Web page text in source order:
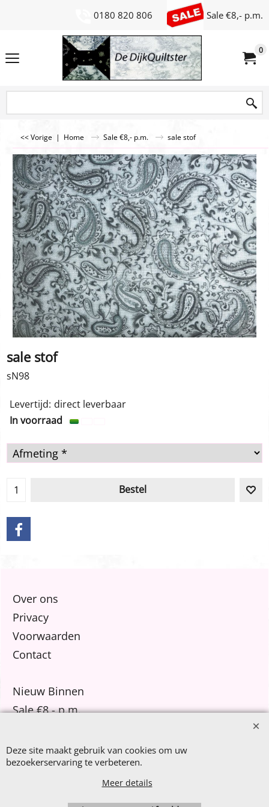
0180 820 806 Sale €8,- p.m.
0
<< Vorige | Home Sale €8,- p.m. sale stof
sale stof
sN98
Levertijd: direct leverbaar
In voorraad
Bestel
Over ons
Privacy
Voorwaarden
Contact
Nieuw Binnen
Sale €8,- p.m.
software.
Deze site maakt gebruik van cookies om uw
bezoekerservaring te verbeteren.
Meer details